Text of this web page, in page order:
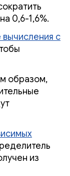
0,6-1,6%.
вычисления с
образом,
из